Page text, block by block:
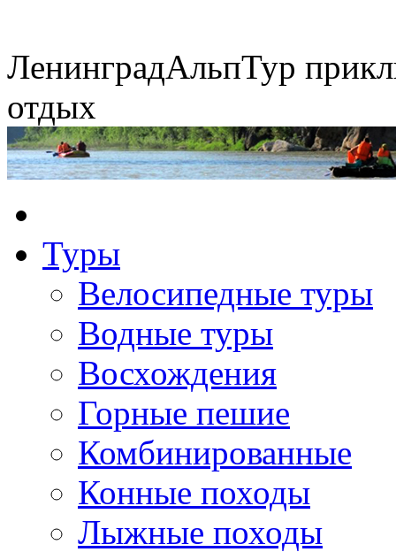
ЛенинградАльпТур
отдых
Туры
Велосипедные туры
Водные туры
Восхождения
Горные пешие
Комбинированные
Конные походы
Лыжные походы